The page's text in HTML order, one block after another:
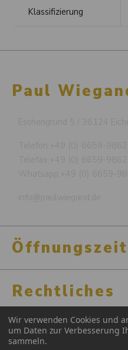
Klassifizierung
Paul
Rechtliches
Wir verwenden Cookies und
um Daten zur Verbesserung
sammeln.